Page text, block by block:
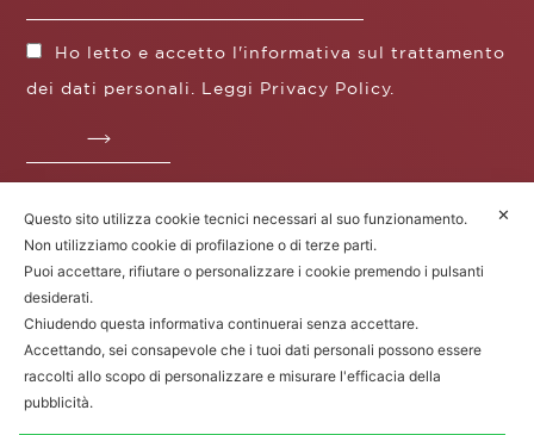
Ho letto e accetto l'informativa sul trattamento
dei dati personali. Leggi Privacy Policy
Operazione / progetto co-finanziato dal POS FESR
Toscana 2014-2020
Fratelli Borgioli Srl – Via
✕
Questo sito utilizza cookie tecnici necessari al suo funzionamento.
Non utilizziamo cookie di profilazione o di terze parti.
Puoi accettare, rifiutare o personalizzare i cookie premendo i pulsanti
desiderati.
Chiudendo questa informativa continuerai senza accettare.
Accettando, sei consapevole che i tuoi dati personali possono essere
raccolti allo scopo di personalizzare e misurare l'efficacia della
pubblicità.